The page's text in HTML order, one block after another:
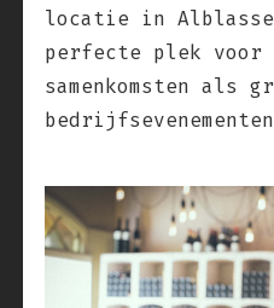
locatie in
perfecte plek voor
samenkomsten als